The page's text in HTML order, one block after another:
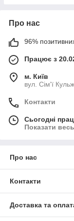
Про нас
96% позитивних
Працює з
м. Київ
вул. Сім'ї
Контакти
Сьогодні
Показати
Про нас
Контакти
Доставка та